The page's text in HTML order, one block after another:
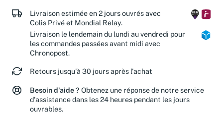
Livraison estimée en 2 jours ouvrés avec
Colis Privé et Mondial Relay.
Livraison le lendemain du lundi au vendredi pour
les commandes passées avant midi avec
Chronopost.
Retours jusqu'à 30 jours après l'achat
Besoin d'aide ? Obtenez une réponse de notre service
d'assistance dans les 24 heures pendant les jours
ouvrables.